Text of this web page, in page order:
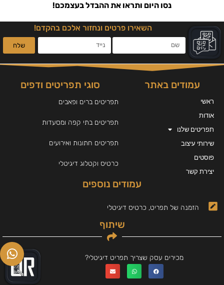
נסו היום ותראו את ההבדל בעצמכם!
השאירו פרטים ונחזור אלכם בהקדם!
שלח
עמודים באתר
ראשי
אודות
תפריטים שלנו
שירותי עיצוב
פוסטים
יצירת קשר
סוגי תפריטים ודפים
תפריטים ברים ופאבים
תפריטים בתי קפה ומסעדות
תפריטים חתונות ואירועים
כרטיס וקטלוג דיגיטלי
עמודים נוספים
הזמנה של תפריט, כרטיס דיגיטלי
שיתוף
מכירים עסק שצריך תפריט דיגיטלי?